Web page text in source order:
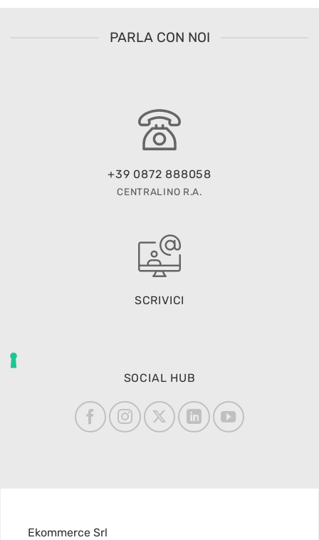
PARLA CON NOI
+39 0872 888058
CENTRALINO R.A.
SCRIVICI
SOCIAL HUB
Ekommerce Srl